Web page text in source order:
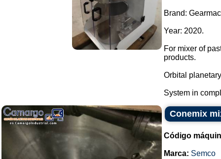
Brand:
Year: 2020.
For mixer of
products.
Orbital
System in
Conemix
Código
Marca: Semco